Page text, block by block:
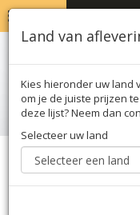
Home Olie azijn &
Land van
Kies hieronder uw land
om je de juiste prijzen
deze lijst? Neem dan
Selecteer uw land